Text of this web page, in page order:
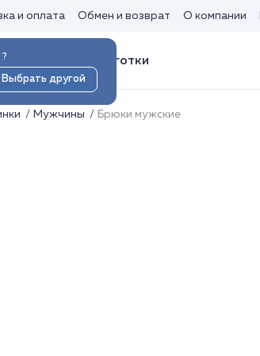
?
Выбрать другой
и оплата Обмен и возврат О компании
Носки и колготки
Мужчины Брюки мужские